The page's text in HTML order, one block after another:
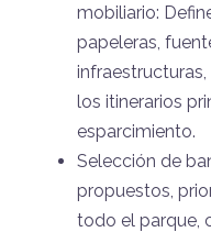
mobiliario:
papeleras,
los itinerarios
esparcimiento.
Selección de
propuestos,
todo el parque,